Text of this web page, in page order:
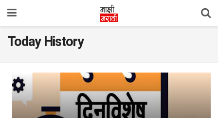
Today History